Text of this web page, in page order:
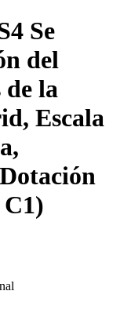
Se
del
de la
Escala